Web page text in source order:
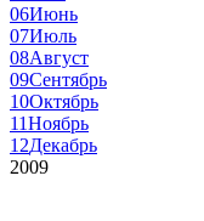
06Июнь
07Июль
08Август
09Сентябрь
10Октябрь
11Ноябрь
12Декабрь
2009